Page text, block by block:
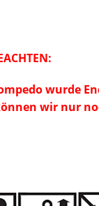
wurde
wir nur